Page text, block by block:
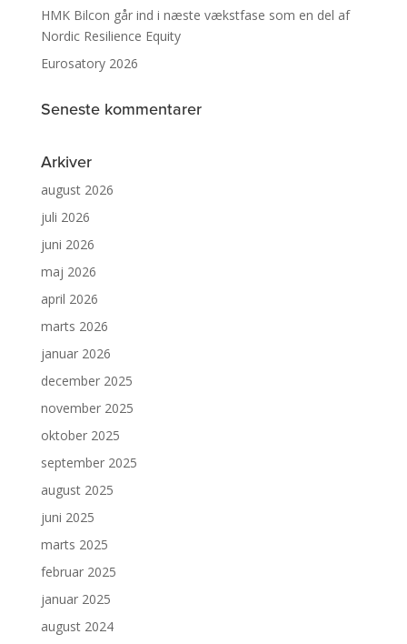
HMK Bilcon går ind i næste vækstfase som en del af
Nordic Resilience Equity
Eurosatory 2026
Seneste kommentarer
Arkiver
august 2026
juli 2026
juni 2026
maj 2026
april 2026
marts 2026
januar 2026
december 2025
november 2025
oktober 2025
september 2025
august 2025
juni 2025
marts 2025
februar 2025
januar 2025
august 2024